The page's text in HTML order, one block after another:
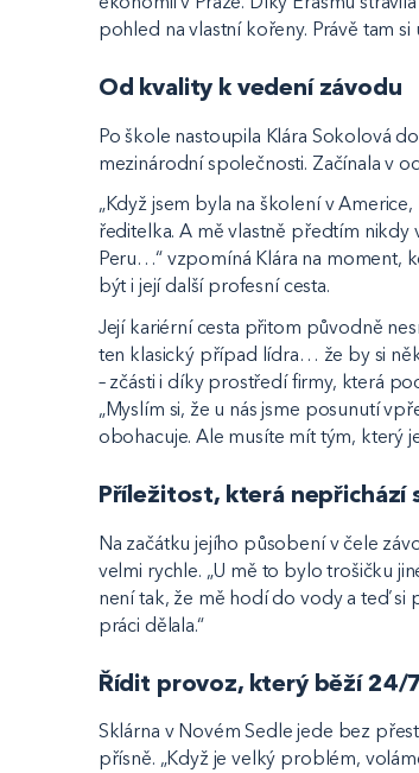
pohled na vlastní kořeny. Právě tam
Od kvality k vedení závodu
Po škole nastoupila Klára Sokolová
mezinárodní společnosti. Začínala v
„Když jsem byla na školení v
ředitelka. A mě vlastně předtím
Peru…“ vzpomíná Klára na moment,
být i její další profesní cesta.
Její kariérní cesta přitom původně
ten klasický případ lídra… že by si
– zčásti i díky prostředí firmy, která
„Myslím si, že u nás jsme posunutí
obohacuje. Ale musíte mít tým, který
Příležitost, která nepřichází
Na začátku jejího působení v čele
velmi rychle. „U mě to bylo trošičku
není tak, že mě hodí do vody a teď si
práci dělala.“
Řídit provoz, který běží 24/7
Sklárna v Novém Sedle jede bez
přísně. „Když je velký problém,